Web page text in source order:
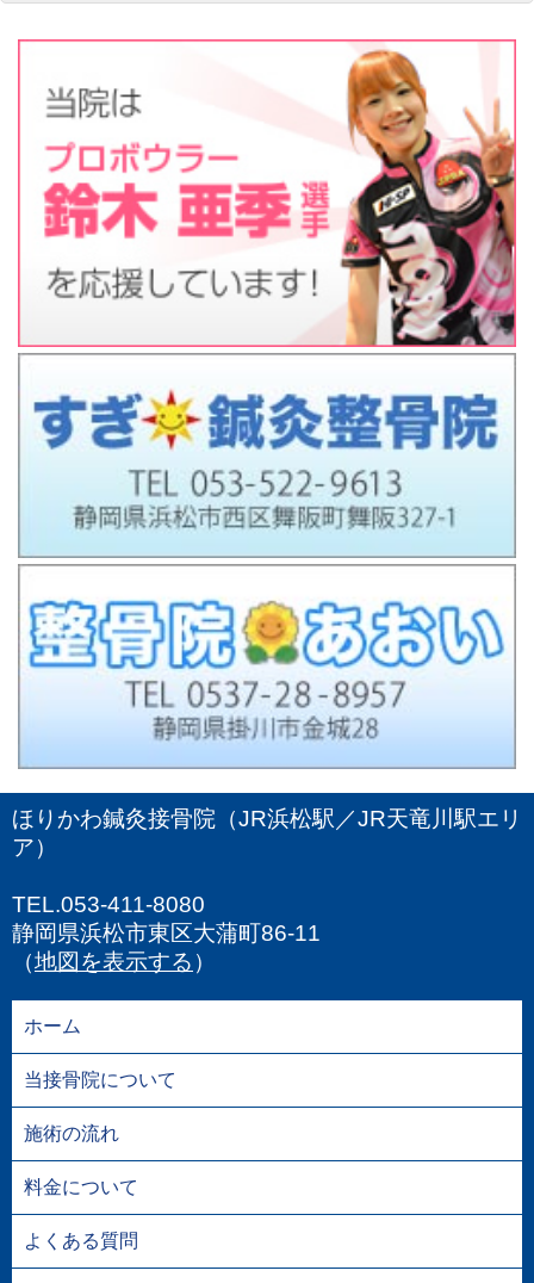
ほりかわ鍼灸接骨院（JR浜松駅／JR天竜川駅エリ
ア）
TEL.053-411-8080
静岡県浜松市東区大蒲町86-11
（地図を表示する ）
ホーム
当接骨院について
施術の流れ
料金について
よくある質問